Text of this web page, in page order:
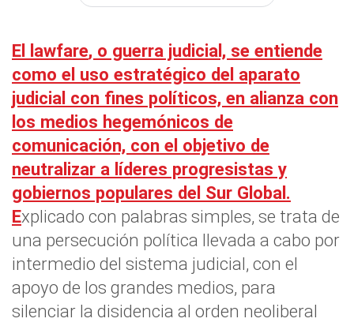
El lawfare, o guerra judicial, se entiende
como el uso estratégico del aparato
judicial con fines políticos, en alianza con
los medios hegemónicos de
comunicación, con el objetivo de
neutralizar a líderes progresistas y
gobiernos populares del Sur Global.
Explicado con palabras simples, se trata de
una persecución política llevada a cabo por
intermedio del sistema judicial, con el
apoyo de los grandes medios, para
silenciar la disidencia al orden neoliberal